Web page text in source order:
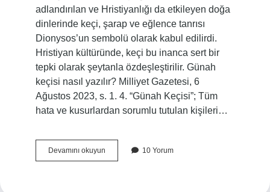
adlandırılan ve Hristiyanlığı da etkileyen doğa
dinlerinde keçi, şarap ve eğlence tanrısı
Dionysos’un sembolü olarak kabul edilirdi.
Hristiyan kültüründe, keçi bu inanca sert bir
tepki olarak şeytanla özdeşleştirilir. Günah
keçisi nasıl yazılır? Milliyet Gazetesi, 6
Ağustos 2023, s. 1. 4. “Günah Keçisi”; Tüm
hata ve kusurlardan sorumlu tutulan kişileri…
Devamını okuyunNeden
Günah
10 Yorum